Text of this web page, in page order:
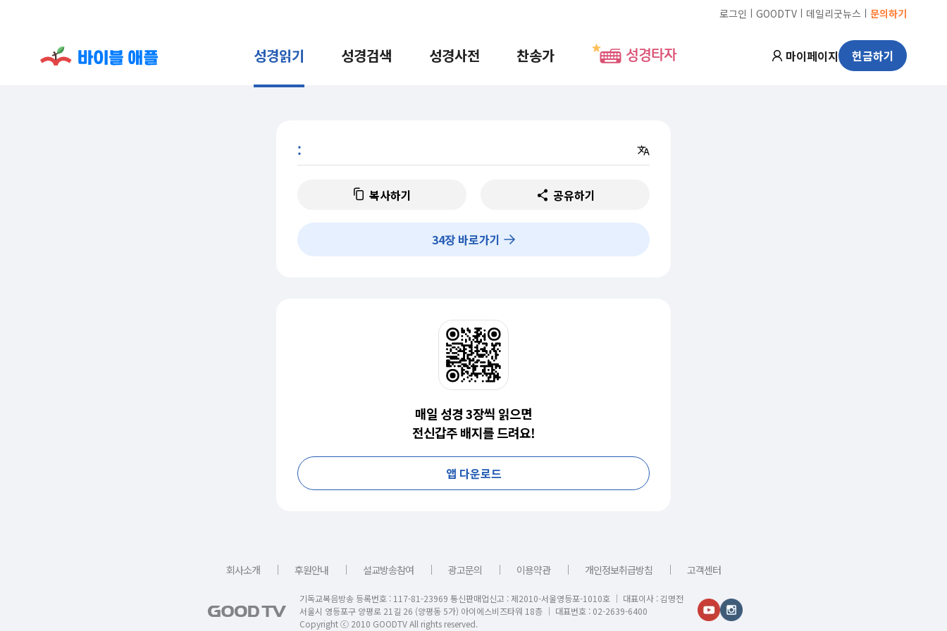
로그인 ㅣ GOODTV ㅣ 데일리굿뉴스 ㅣ 문의하기
성경읽기 성경검색 성경사전 찬송가 성경타자 마이페이지 헌금하기
:
복사하기 공유하기
34장 바로가기
매일 성경 3장씩 읽으면
전신갑주 배지를 드려요!
앱 다운로드
회사소개 ｜ 후원안내 ｜ 설교방송참여 ｜ 광고문의 ｜ 이용약관 ｜ 개인정보취급방침 ｜ 고객센터
기독교복음방송 등록번호 : 117-81-23969 통신판매업신고 : 제2010-서울영등포-1010호 │ 대표이사 : 김명전
서울시 영등포구 양평로 21길 26 (양평동 5가) 아이에스비즈타워 18층 │ 대표번호 : 02-2639-6400
Copyright ⓒ 2010 GOODTV All rights reserved.